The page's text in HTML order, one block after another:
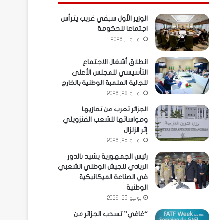
الوزير الأول سيفي غريب يترأس
اجتماعا للحكومة
يوليو 1, 2026
انطلاق أشغال الاجتماع
التأسيسي للمجلس الأعلى
للجالية العلمية الوطنية بالخارج
يونيو 28, 2026
الجزائر تعرب عن تعازيها
ومواساتها للشعب الفنزويلي
إثر الزلزال
يونيو 25, 2026
رئيس الجمهورية يشيد بالدور
الريادي للجيش الوطني الشعبي
في الصناعة الميكانيكية
الوطنية
يونيو 25, 2026
“غافي” تسحب الجزائر من